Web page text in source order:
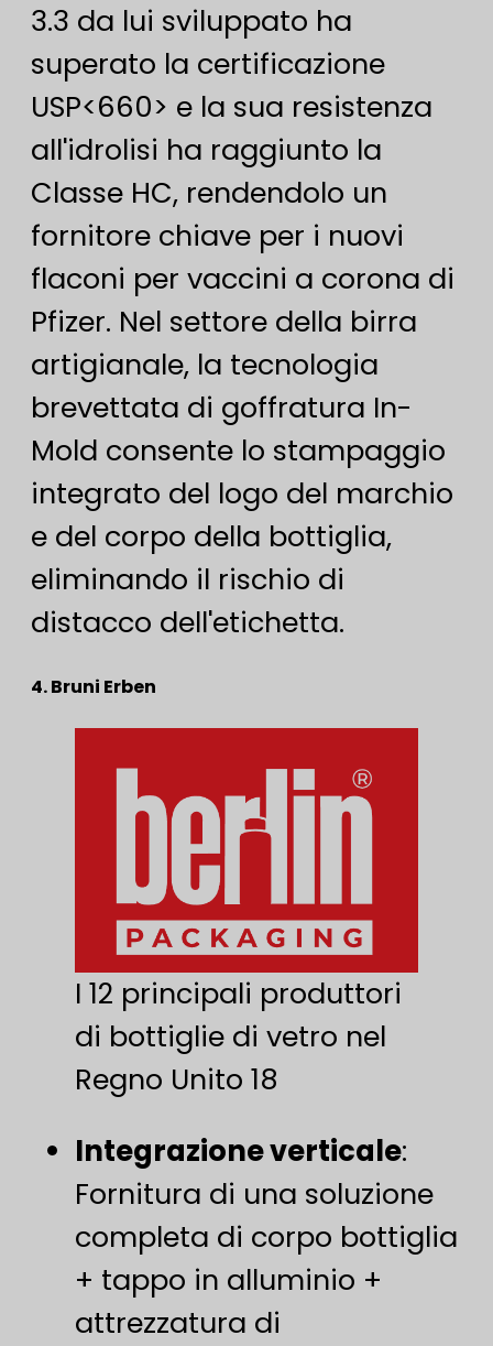
3.3 da lui sviluppato ha
superato la certificazione
USP<660> e la sua resistenza
all'idrolisi ha raggiunto la
Classe HC, rendendolo un
fornitore chiave per i nuovi
flaconi per vaccini a corona di
Pfizer. Nel settore della birra
artigianale, la tecnologia
brevettata di goffratura In-
Mold consente lo stampaggio
integrato del logo del marchio
e del corpo della bottiglia,
eliminando il rischio di
distacco dell'etichetta.
4. Bruni Erben
I 12 principali produttori
di bottiglie di vetro nel
Regno Unito 18
Integrazione verticale​:
Fornitura di una soluzione
completa di corpo bottiglia
+ tappo in alluminio +
attrezzatura di